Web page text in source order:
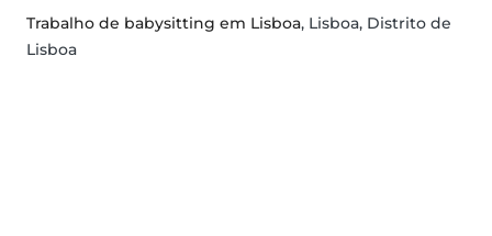
Trabalho de babysitting em Lisboa, Lisboa, Distrito de
Lisboa